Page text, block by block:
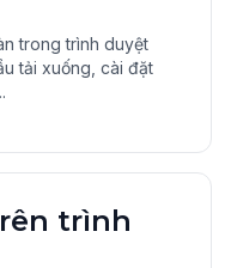
trong trình duyệt
tải xuống, cài đặt
trình